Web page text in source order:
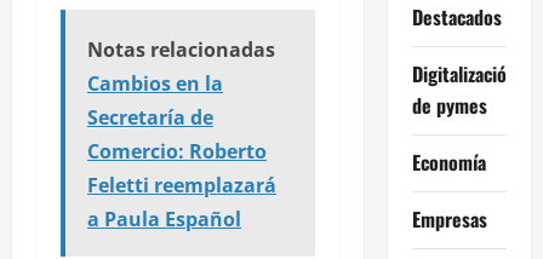
Notas relacionadas
Cambios en la
Secretaría de
Comercio: Roberto
Feletti reemplazará
a Paula Español
Destacados
Digitalización
de pymes
Economía
Empresas